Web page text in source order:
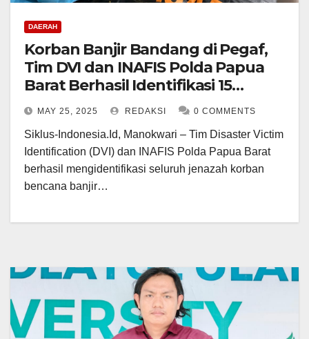
DAERAH
Korban Banjir Bandang di Pegaf,
Tim DVI dan INAFIS Polda Papua
Barat Berhasil Identifikasi 15
Jenazah
MAY 25, 2025 REDAKSI 0 COMMENTS
Siklus-Indonesia.Id, Manokwari – Tim Disaster Victim
Identification (DVI) dan INAFIS Polda Papua Barat
berhasil mengidentifikasi seluruh jenazah korban
bencana banjir…